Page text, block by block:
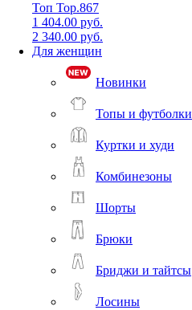
Топ Top.867
1 404.00 руб.
2 340.00 руб.
Для женщин
Новинки
Топы и футболки
Куртки и худи
Комбинезоны
Шорты
Брюки
Бриджи и тайтсы
Лосины